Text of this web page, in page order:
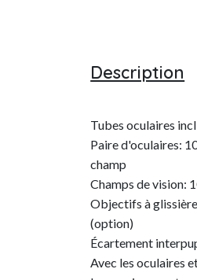
Description
Tubes oculaires
Paire d'oculaires:
champ
Champs de vision:
Objectifs à
(option)
Écartement
Avec les oculaires